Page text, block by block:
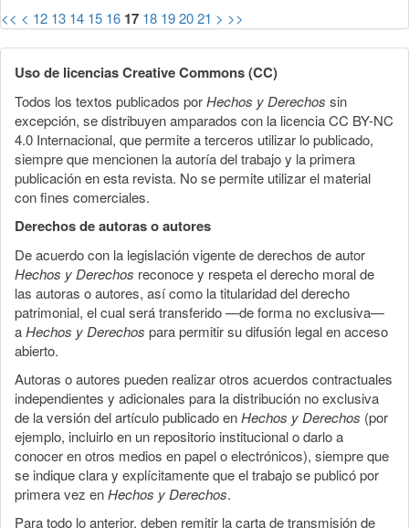
<< < 12 13 14 15 16 17 18 192021 > >>
Uso de licencias Creative Commons (CC)
Todos los textos publicados porHechos y Derechos sin
excepción, se distribuyen amparados con la licencia CC BY-NC
4.0 Internacional, que permite a terceros utilizar lo publicado,
siempre que mencionen la autoría del trabajo y la primera
publicación en esta revista. No se permite utilizar el material
con fines comerciales.
Derechos de autoras o autores
De acuerdo con la legislación vigente de derechos de autor
Hechos y Derechos reconoce y respeta el derecho moral de
las autoras o autores, así como la titularidad del derecho
patrimonial, el cual será transferido —de forma no exclusiva—
aHechos y Derechos para permitir su difusión legal en acceso
abierto.
Autoras o autores pueden realizar otros acuerdos contractuales
independientes y adicionales para la distribución no exclusiva
de la versión del artículo publicado enHechos y Derechos (por
ejemplo, incluirlo en un repositorio institucional o darlo a
conocer en otros medios en papel o electrónicos), siempre que
se indique clara y explícitamente que el trabajo se publicó por
primera vez enHechos y Derechos.
Para todo lo anterior, deben remitir la carta de transmisión de